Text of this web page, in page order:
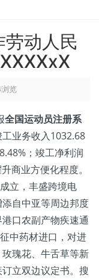
动人民
览
全国运动员注册系
业务收入1032.68
；竣工净利润
商业方便化程度。
立，丰盛跨境电
自中亚等周边邦度
口农副产物疾速通
中药材进口，对进
瑰花、牛舌草等新
立双边议定书。搜